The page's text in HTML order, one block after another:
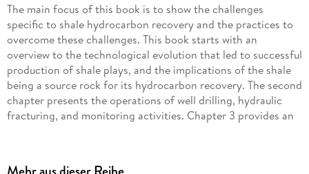
The main focus of this book is to show the challenges
specific to shale hydrocarbon recovery and the practices to
overcome these challenges. This book starts with an
overview to the technological evolution that led to successful
production of shale plays, and the implications of the shale
being a source rock for its hydrocarbon recovery. The second
chapter presents the operations of well drilling, hydraulic
fracturing, and monitoring activities. Chapter 3 provides an